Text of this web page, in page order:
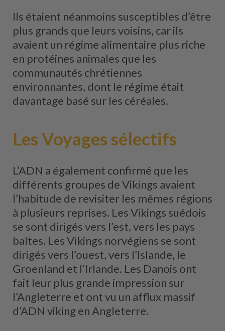
Ils étaient néanmoins susceptibles d’être
plus grands que leurs voisins, car ils
avaient un régime alimentaire plus riche
en protéines animales que les
communautés chrétiennes
environnantes, dont le régime était
davantage basé sur les céréales.
Les Voyages sélectifs
L’ADN a également confirmé que les
différents groupes de Vikings avaient
l’habitude de revisiter les mêmes régions
à plusieurs reprises. Les Vikings suédois
se sont dirigés vers l’est, vers les pays
baltes. Les Vikings norvégiens se sont
dirigés vers l’ouest, vers l’Islande, le
Groenland et l’Irlande. Les Danois ont
fait leur plus grande impression sur
l’Angleterre et ont vu un afflux massif
d’ADN viking en Angleterre.